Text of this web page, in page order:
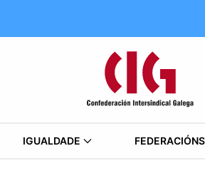
IGUALDADE FEDERACIÓNS